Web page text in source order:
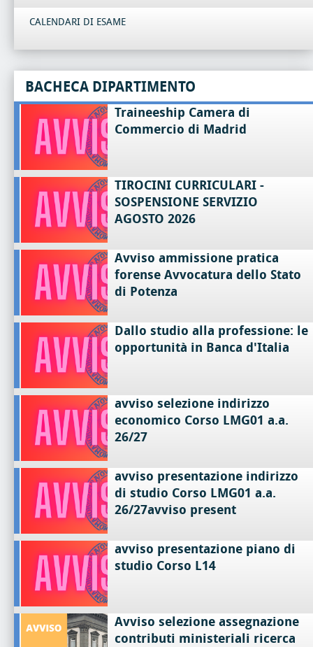
CALENDARI DI ESAME
BACHECA DIPARTIMENTO
Traineeship Camera di
Commercio di Madrid
TIROCINI CURRICULARI -
SOSPENSIONE SERVIZIO
AGOSTO 2026
Avviso ammissione pratica
forense Avvocatura dello Stato
di Potenza
Dallo studio alla professione: le
opportunità in Banca d'Italia
avviso selezione indirizzo
economico Corso LMG01 a.a.
26/27
avviso presentazione indirizzo
di studio Corso LMG01 a.a.
26/27avviso present
avviso presentazione piano di
studio Corso L14
Avviso selezione assegnazione
contributi ministeriali ricerca